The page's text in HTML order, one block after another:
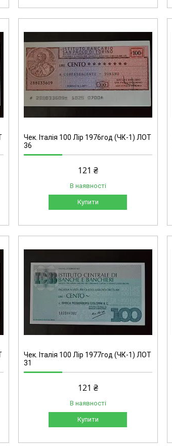
Чек. Італія 100 Лір 1976год (ЧК-1) ЛОТ
36
121 ₴
В наявності
Купити
Чек. Італія 100 Лір 1977год (ЧК-1) ЛОТ
31
121 ₴
В наявності
Купити